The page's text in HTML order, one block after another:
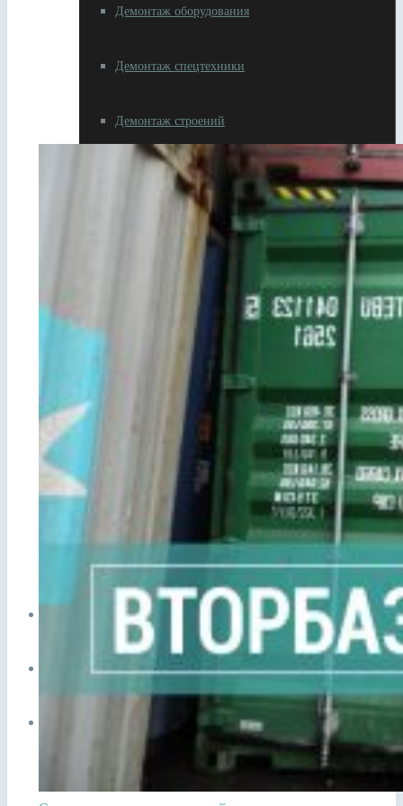
Демонтаж оборудования
Демонтаж спецтехники
Демонтаж строений
Резка металлолома
Вывоз металлолома
Сдать автотехнику на металлолом
Сдать аккумулятор телефона
СПРАВОЧНИК